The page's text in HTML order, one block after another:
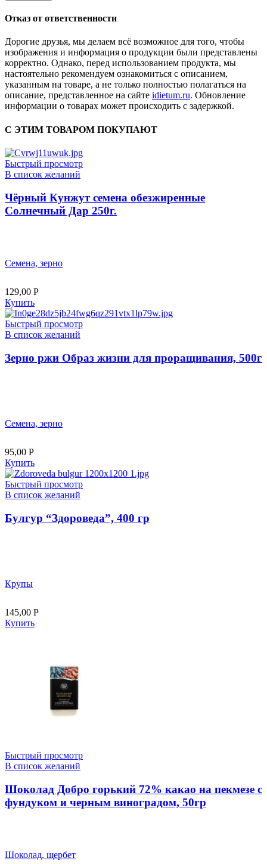
Отказ от ответственности
Дорогие друзья, мы делаем всё возможное для того, чтобы
изображения и информация о продукции были представлены
корректно. Однако, перед использованием продукта, мы
настоятельно рекомендуем ознакомиться с описанием,
указанным на товаре, а не только полностью полагаться на
описание, представленное на сайте idietum.ru. Обновление
информации о товарах может происходить с задержкой.
С ЭТИМ ТОВАРОМ ПОКУПАЮТ
Быстрый просмотр
В список желаний
Чёрный Кунжут семена обезжиренные
Солнечный Дар 250г.
Семена, зерно
129,00 Р
Купить
Быстрый просмотр
В список желаний
Зерно ржи Образ жизни для проращивания, 500г
Семена, зерно
95,00 Р
Купить
Быстрый просмотр
В список желаний
Булгур “Здороведа”, 400 гр
Крупы
145,00 Р
Купить
Быстрый просмотр
В список желаний
Шоколад Добро горький 72% какао на пекмезе с
фундуком и черным виноградом, 50гр
Шоколад, щербет